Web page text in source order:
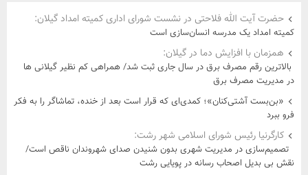
حضرت آیت الله فلاحتی در نشست شورای اداری کمیته امداد گیلان:
کمیته امداد یک مدرسه انسان‌سازی است
همزمان با افزایش دما در گیلان:
بالاترین رقم مصرف برق در سال جاری ثبت شد/ همراهی كم نظیر گیلانی ها
در مدیریت مصرف برق
«بن‌بست آشتی‌کنان»؛ کمدی‌ای که قرار است بعد از خنده، تماشاگر را به فکر
فرو ببرد
کارگرنیا رئیس شورای اسلامی شهر رشت:
تصمیم‌سازی در مدیریت شهری بدون شنیدن صدای شهروندان ناقص است/
نقش بی بدیل اصحاب رسانه در پویایی رشت